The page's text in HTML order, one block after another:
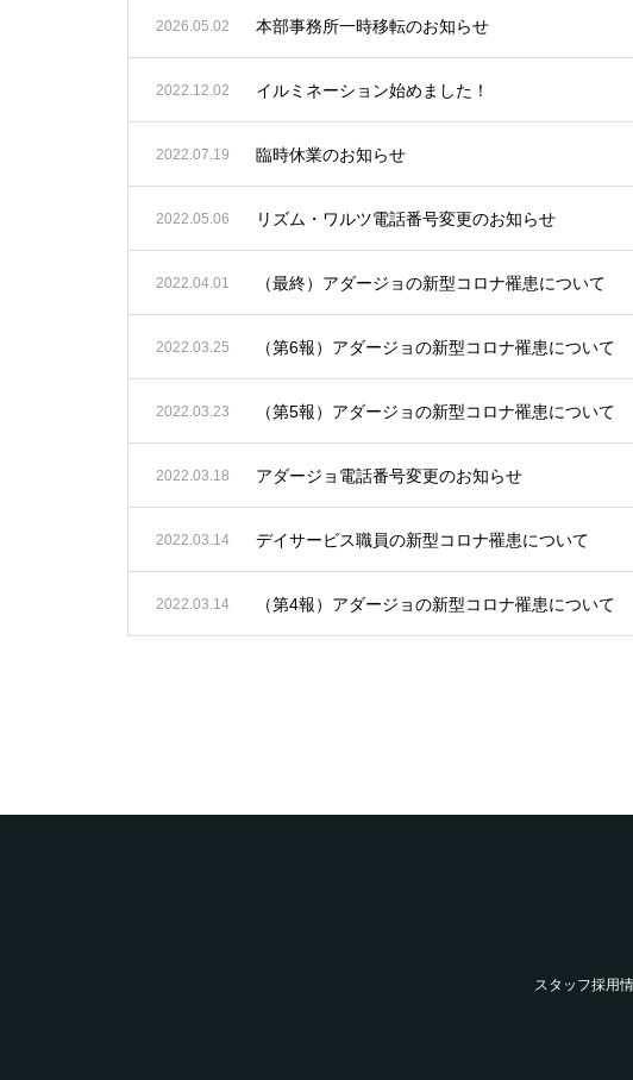
2026.05.02 本部事務所一時移転のお知らせ
2022.12.02 イルミネーション始めました！
2022.07.19 臨時休業のお知らせ
2022.05.06 リズム・ワルツ電話番号変更のお知らせ
2022.04.01 （最終）アダージョの新型コロナ罹患について
2022.03.25 （第6報）アダージョの新型コロナ罹患について
2022.03.23 （第5報）アダージョの新型コロナ罹患について
2022.03.18 アダージョ電話番号変更のお知らせ
2022.03.14 デイサービス職員の新型コロナ罹患について
2022.03.14 （第4報）アダージョの新型コロナ罹患について
スタッフ採用